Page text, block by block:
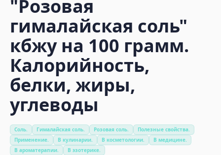
"Розовая
гималайская соль"
кбжу на 100 грамм.
Калорийность,
белки, жиры,
углеводы
Соль. Гималайская соль. Розовая соль.
Полезные свойства.
Применение.
В кулинарии. В косметологии.
В медицине.
В ароматерапии.
В эзотерике.